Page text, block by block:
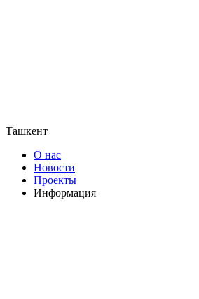
Ташкент
О нас
Новости
Проекты
Информация